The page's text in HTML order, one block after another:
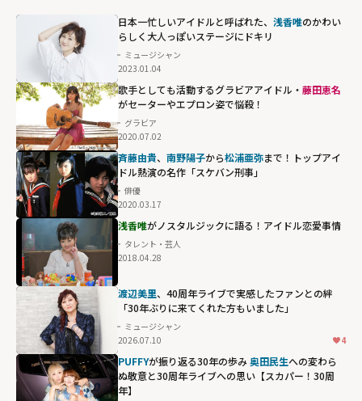
日本一忙しいアイドルと呼ばれた、 浅香唯のかわい
らしく大人っぽいステージにドキリ
ミュージシャン
2023.01.04
歌手としても活動するグラビアアイドル・ 藤田恵名
がセーターやエプロン姿で悩殺！
グラビア
2020.07.02
斉藤由貴、 南野陽子から松浦亜弥まで！トップアイ
ドル熱演の名作「スケバン刑事」
俳優
2020.03.17
浅香唯がノスタルジックに語る！アイドル恋愛事情
タレント・芸人
2018.04.28
渡辺美里、40周年ライブで実感したファンとの絆
「30年ぶりに来てくれた方もいました」
ミュージシャン
2026.07.10
4
PUFFYが振り返る30年の歩み奥田民生への変わら
ぬ敬意と30周年ライブへの思い【スカパー！30周
年】